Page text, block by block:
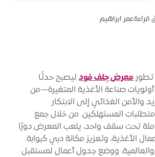
عمر ابراهيم
معرض جلف فود ليصبح حدثًا
صناعة الأغذية المتغيرة—من
والأمن الغذائي إلى الابتكار
متطلبات المستهلكين. من خلال جمع
تحت سقف واحد، يلعب المعرض دورًا
الأغذية، وتعزيز مكانة دبي كبوابة
والعالمية، ووضع جدول أعمال لمستقبل